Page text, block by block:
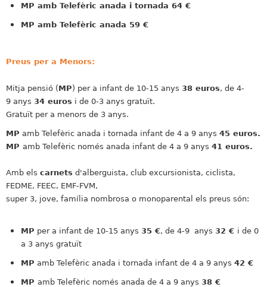
MP amb Telefèric anada i tornada 64 €
MP amb Telefèric anada 59 €
Preus per a Menors:
Mitja pensió (MP) per a infant de 10-15 anys 38 euros, de 4-
9 anys 34 euros i de 0-3 anys gratuït.
Gratuït per a menors de 3 anys.
MP amb Telefèric anada i tornada infant de 4 a 9 anys 45 euros.
MP amb Telefèric només anada infant de 4 a 9 anys 41 euros.
Amb els carnets d'alberguista, club excursionista, ciclista,
FEDME, FEEC, EMF-FVM,
super 3, jove, família nombrosa o monoparental els preus són:
MP per a infant de 10-15 anys 35 €, de 4-9 anys 32 € i de 0
a 3 anys gratuït
MP amb Telefèric anada i tornada infant de 4 a 9 anys 42 €
MP amb Telefèric només anada de 4 a 9 anys 38 €